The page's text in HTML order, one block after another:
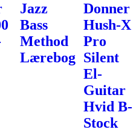
Jazz
Bass
Method
Lærebog
Donner
Hush-X
Pro
Silent
El-
Guitar
Hvid B-
Stock